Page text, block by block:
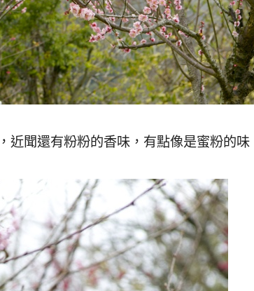
近聞還有粉粉的香味，有點像是蜜粉的味